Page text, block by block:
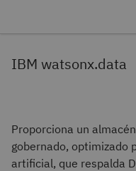
IBM watsonx.data
Proporciona un
gobernado, optimizado
artificial, que respalda